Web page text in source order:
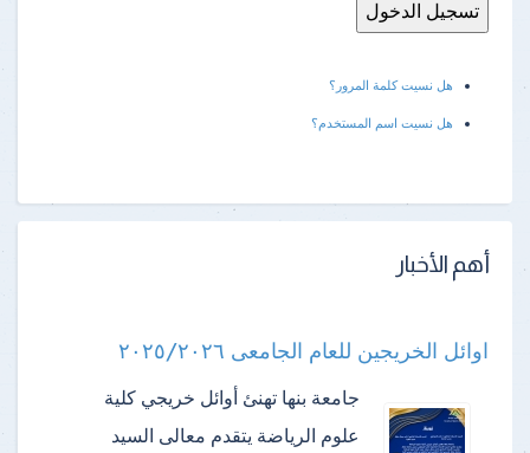
هل نسيت كلمة المرور؟
هل نسيت اسم المستخدم؟
أهم الأخبار
اوائل الخريجين للعام الجامعى ٢٠٢٥/٢٠٢٦
جامعة بنها تهنئ أوائل خريجي كلية
علوم الرياضة ​يتقدم معالى السيد